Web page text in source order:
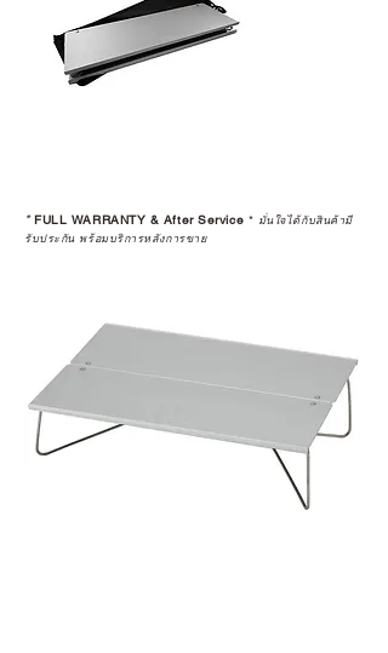
*FULL WARRANTY & After Service * มั่นใจได้กับสินค้ามี
รับประกัน พร้อมบริการหลังการขาย